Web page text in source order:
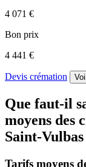
4 071 €
Bon prix
4 441 €
Devis crémation
Que faut-il
moyens des
Saint-Vulbas
Tarifs moyens